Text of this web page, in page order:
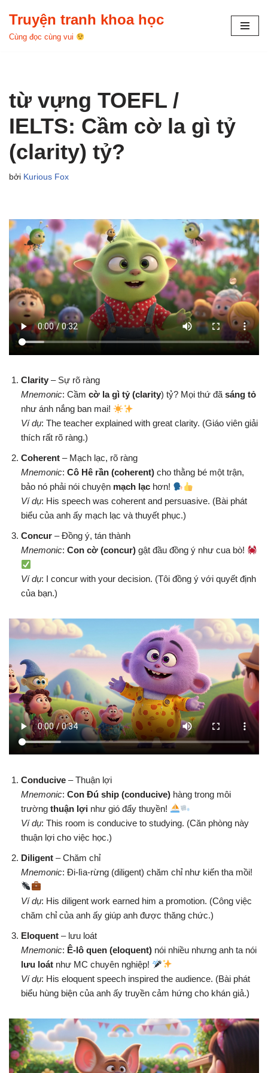
Chuyển
Truyện tranh khoa học
Cùng đọc cùng vui
từ vựng TOEFL /
IELTS: Cầm cờ la gì tỷ
(clarity) tỷ?
bởi Kurious Fox
Clarity – Sự rõ ràng
Mnemonic: Cầm cờ la gì tỷ (clarity) tỷ? Mọi thứ đã sáng tỏ
như ánh nắng ban mai!
Ví dụ: The teacher explained with great clarity. (Giáo viên giải
thích rất rõ ràng.)
Coherent – Mạch lạc, rõ ràng
Mnemonic: Cô Hê rần (coherent) cho thằng bé một trận,
bảo nó phải nói chuyện mạch lạc hơn!
Ví dụ: His speech was coherent and persuasive. (Bài phát
biểu của anh ấy mạch lạc và thuyết phục.)
Concur – Đồng ý, tán thành
Mnemonic: Con cờ (concur) gật đầu đồng ý như cua bò!
Ví dụ: I concur with your decision. (Tôi đồng ý với quyết định
của bạn.)
Conducive – Thuận lợi
Mnemonic: Con Đú ship (conducive) hàng trong môi
trường thuận lợi như gió đẩy thuyền!
Ví dụ: This room is conducive to studying. (Căn phòng này
thuận lợi cho việc học.)
Diligent – Chăm chỉ
Mnemonic: Đi-lìa-rừng (diligent) chăm chỉ như kiến tha mồi!
Ví dụ: His diligent work earned him a promotion. (Công việc
chăm chỉ của anh ấy giúp anh được thăng chức.)
Eloquent – lưu loát
Mnemonic: Ê-lô quen (eloquent) nói nhiều nhưng anh ta nói
lưu loát như MC chuyên nghiệp!
Ví dụ: His eloquent speech inspired the audience. (Bài phát
biểu hùng biện của anh ấy truyền cảm hứng cho khán giả.)